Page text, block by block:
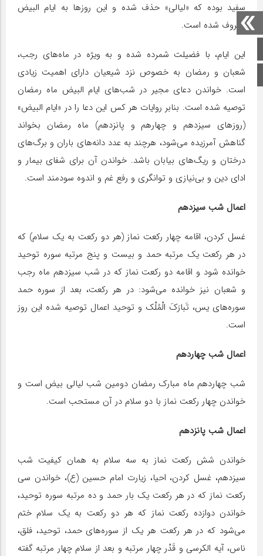
صفحه اصلی
اینستاگرام
سفید بوده که «لیالی» حذف شده و این روزها به ایام البیض
معروف شده است.
این ایام، با فضیلت شمرده شده و به ویژه در ماه‌های رجب،
شعبان و رمضان به خصوص نزد شیعیان دارای اهمیت زیادی
است. خواندن دعای مجیر در شب‌های ایام البیض ماه رمضان
توصیه شده است. بنابر روایات هر کس این دعا را در «ایام البیض»
(روزهای سیزدهم و چهارهم و پانزدهم) ماه رمضان بخواند
گناهش آمرزیده می‌شود، هرچند به عدد دانه‌های باران و برگ‌های
درختان و ریگ‌های بیابان باشد. خواندن آن برای شفای بیمار و
ادای دین و بی‌نیازی و توانگری و رفع غم و اندوه سودمند است.
اعمال شب سیزدهم
غسل کردن، اقامه چهار رکعت نماز (هر دو رکعت به یک سلام) که
در هر رکعت یک مرتبه حمد و بیست و پنج مرتبه سوره توحید
خوانده شود و اقامه دو رکعت نماز که در شب سیزدهم ماه رجب
و شعبان نیز خوانده می‌شود: در هر رکعت، بعد از سوره حمد
سوره‌های یس، تَبارَکَ الْمُلْک و توحید اعمال توصیه شده این روز
است.
اعمال شب چهاردهم
شب چهاردهم ماه مبارک رمضان دومین شب لیالی بیض است و
خواندن چهار رکعت نماز با دو سلام در آن مستحب است.
اعمال شب پانزدهم
خواندن شش رکعت نماز به سه سلام به همان کیفیت شب
سیزدهم، غسل کردن، احیا، زیارت امام حسین (ع)، خواندن سی
رکعت نماز که در هر رکعت یک بار حمد و ده مرتبه سوره توحید،
خواندن دوازده رکعت نماز که هر دو رکعت به یک سلام ختم
می‌شود که در هر رکعت هر یک از سوره‌های حمد، توحید، فلق،
ناس، آیه الکرسی و قَدْر چهار مرتبه و بعد از سلام چهار مرتبه گفته